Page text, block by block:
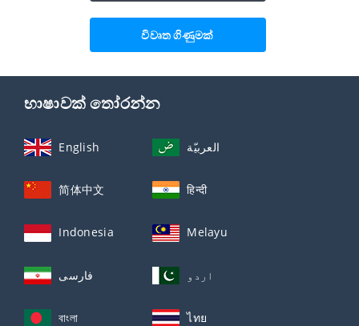
විවෘත ගිණුමක්
භාෂාවක් තෝරන්න
English العربيّة
简体中文 हिन्दी
Indonesia Melayu
فارسی اردو
বাংলা ไทย